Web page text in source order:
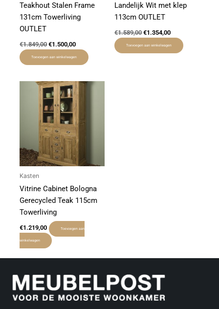
Teakhout Stalen Frame
131cm Towerliving
OUTLET
€1.849,00 €1.500,00
Toevoegen aan winkelwagen
Landelijk Wit met klep
113cm OUTLET
€1.589,00 €1.354,00
Toevoegen aan winkelwagen
Kasten
Vitrine Cabinet Bologna
Gerecycled Teak 115cm
Towerliving
€1.219,00 Toevoegen aan
winkelwagen